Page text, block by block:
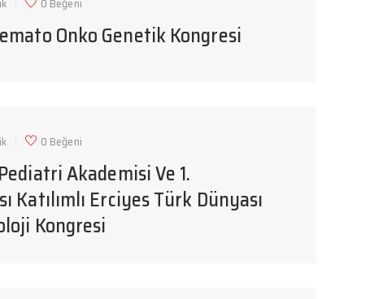
Onko Genetik Kongresi
0 Beğeni
Akademisi Ve 1.
Katılımlı Erciyes Türk Dünyası
Kongresi